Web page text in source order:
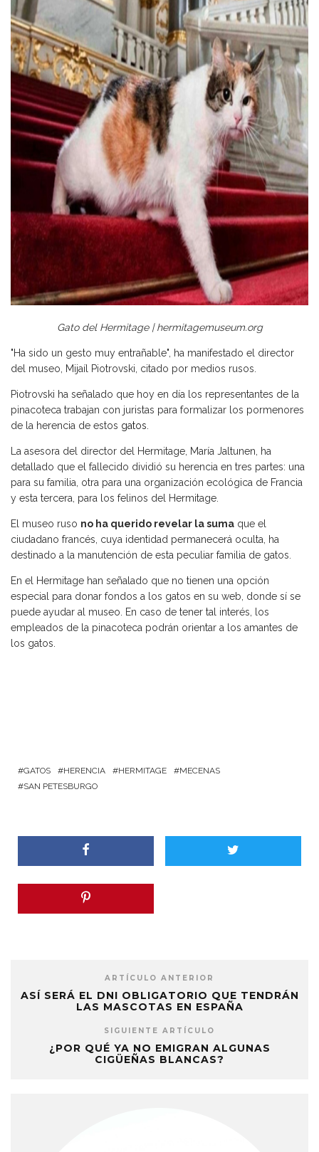
Gato del Hermitage | hermitagemuseum.org
"Ha sido un gesto muy entrañable", ha manifestado el director
del museo, Mijaíl Piotrovski, citado por medios rusos.
Piotrovski ha señalado que hoy en día los representantes de la
pinacoteca trabajan con juristas para formalizar los pormenores
de la herencia de estos gatos.
La asesora del director del Hermitage, María Jaltunen, ha
detallado que el fallecido dividió su herencia en tres partes: una
para su familia, otra para una organización ecológica de Francia
y esta tercera, para los felinos del Hermitage.
El museo ruso no ha querido revelar la suma que el
ciudadano francés, cuya identidad permanecerá oculta, ha
destinado a la manutención de esta peculiar familia de gatos.
En el Hermitage han señalado que no tienen una opción
especial para donar fondos a los gatos en su web, donde sí se
puede ayudar al museo. En caso de tener tal interés, los
empleados de la pinacoteca podrán orientar a los amantes de
los gatos.
GATOS HERENCIA HERMITAGE
MECENAS
SAN PETESBURGO
ARTÍCULO ANTERIOR
ASÍ SERÁ EL DNI OBLIGATORIO QUE TENDRÁN
LAS MASCOTAS EN ESPAÑA
SIGUIENTE ARTÍCULO
¿POR QUÉ YA NO EMIGRAN ALGUNAS
CIGÜEÑAS BLANCAS?